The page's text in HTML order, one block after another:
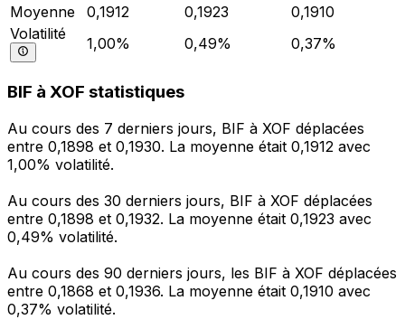
Moyenne
0,1912 0,1923
0,1910
Volatilité
1,00% 0,49% 0,37%
BIF à XOF statistiques
Au cours des 7 derniers jours, BIF à XOF déplacées
entre 0,1898 et 0,1930. La moyenne était 0,1912 avec
1,00% volatilité.
Au cours des 30 derniers jours, BIF à XOF déplacées
entre 0,1898 et 0,1932. La moyenne était 0,1923 avec
0,49% volatilité.
Au cours des 90 derniers jours, les BIF à XOF déplacées
entre 0,1868 et 0,1936. La moyenne était 0,1910 avec
0,37% volatilité.